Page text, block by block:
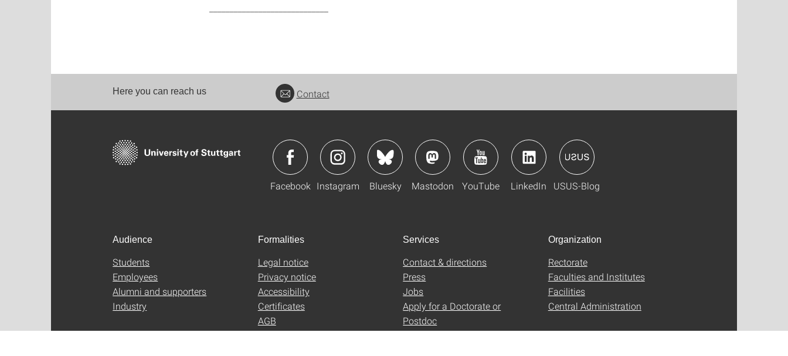
Here you can reach us Contact
Facebook Instagram Bluesky Mastodon YouTube LinkedIn USUS-Blog
Audience
Students
Employees
Alumni and supporters
Industry
Formalities
Legal notice
Privacy notice
Accessibility
Certificates
AGB
Services
Contact & directions
Press
Jobs
Apply for a Doctorate or
Postdoc
Organization
Rectorate
Faculties and Institutes
Facilities
Central Administration